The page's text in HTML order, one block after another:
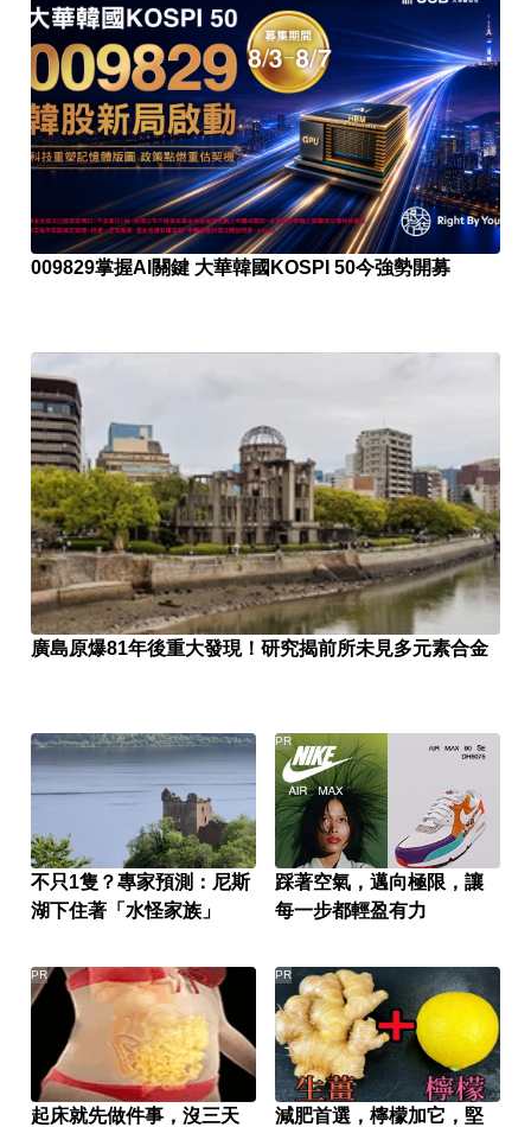
009829掌握AI關鍵 大華韓國KOSPI 50今強勢開募
廣島原爆81年後重大發現！研究揭前所未見多元素合金
不只1隻？專家預測：尼斯
湖下住著「水怪家族」
踩著空氣，邁向極限，讓
每一步都輕盈有力
PR
起床就先做件事，沒三天
PR
減肥首選，檸檬加它，堅
PR